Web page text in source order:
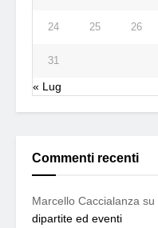
24 25 26
31
« Lug
Commenti recenti
Marcello Caccialanza su
dipartite ed eventi